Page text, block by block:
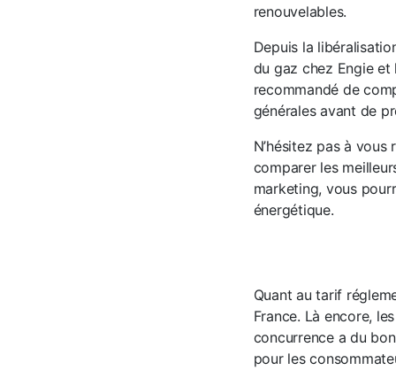
renouvelables.
Depuis la
du gaz chez Engie
recommandé de
générales avant de
N’hésitez pas à
comparer les
marketing, vous
énergétique.
Quant au tarif
France. Là encore,
concurrence a du
pour les